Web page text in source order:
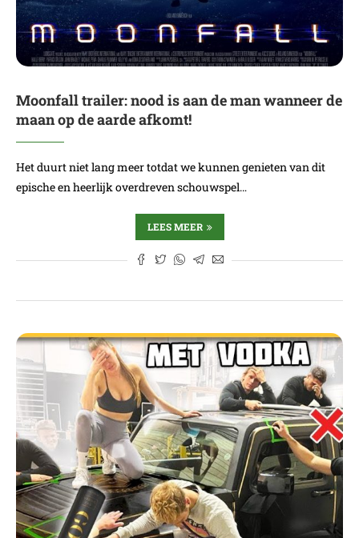
Moonfall trailer: nood is aan de man wanneer de
maan op de aarde afkomt!
Het duurt niet lang meer totdat we kunnen genieten van dit
epische en heerlijk overdreven schouwspel…
LEES MEER